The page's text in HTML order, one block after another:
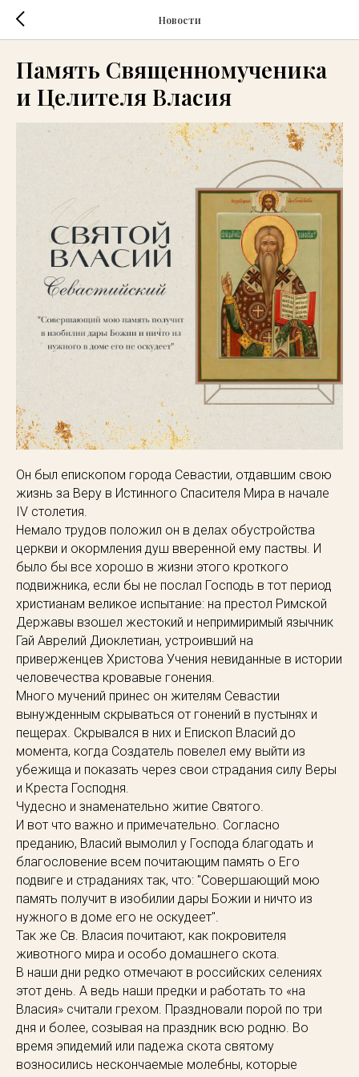
Новости
Память Священномученика
и Целителя Власия⁣
Он был епископом города Севастии, отдавшим свою
жизнь за Веру в Истинного Спасителя Мира в начале
IV столетия.⁣⁣
Немало трудов положил он в делах обустройства
церкви и окормления душ вверенной ему паствы. И
было бы все хорошо в жизни этого кроткого
подвижника, если бы не послал Господь в тот период
христианам великое испытание: на престол Римской
Державы взошел жестокий и непримиримый язычник
Гай Аврелий Диоклетиан, устроивший на
приверженцев Христова Учения невиданные в истории
человечества кровавые гонения.⁣⁣
Много мучений принес он жителям Севастии
вынужденным скрываться от гонений в пустынях и
пещерах. Скрывался в них и Епископ Власий до
момента, когда Создатель повелел ему выйти из
убежища и показать через свои страдания силу Веры
и Креста Господня.⁣⁣
Чудесно и знаменательно житие Святого.⁣⁣
И вот что важно и примечательно. Согласно
преданию, Власий вымолил у Господа благодать и
благословение всем почитающим память о Его
подвиге и страданиях так, что: "Совершающий мою
память получит в изобилии дары Божии и ничто из
нужного в доме его не оскудеет".⁣⁣
Так же Св. Власия почитают, как покровителя
животного мира и особо домашнего скота.⁣⁣
В наши дни редко отмечают в российских селениях
этот день. А ведь наши предки и работать то «на
Власия» считали грехом. Праздновали порой по три
дня и более, созывая на праздник всю родню. Во
время эпидемий или падежа скота святому
возносились нескончаемые молебны, которые